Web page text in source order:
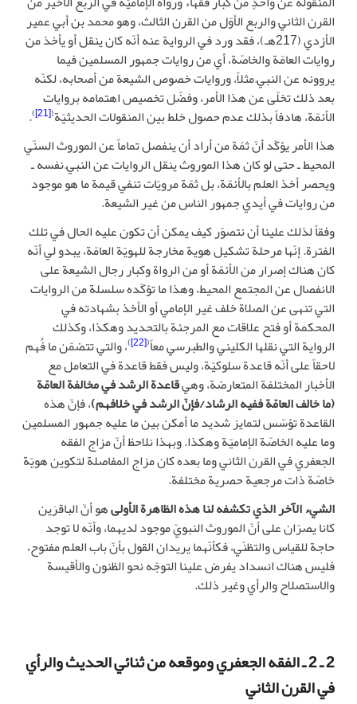
القرن الثاني والربع الأوّل من القرن الثالث، وهو محمد بن أبي عمير
الأزدي (217هـ)، فقد ورد في الرواية عنه أنّه كان ينقل أو يأخذ من
روايات العامّة والخاصّة، أي من روايات جمهور المسلمين فيما
يروونه عن النبيّ مثلاً، وروايات خصوص الشيعة من أصحابه، لكنّه
بعد ذلك تخلّى عن هذا الأمر، وفضّل تخصيص اهتمامه بروايات
الأئمّة، هادفاً بذلك عدم حصول خلط بين المنقولات الحديثيّة(
[21]
)
.
هذا الأمر يؤكّد أنّ ثمّة من أراد أن ينفصل تماماً عن الموروث السنّي
المحيط ـ حتى لو كان هذا الموروث ينقل الروايات عن النبيّ نفسه ـ
ويحصر أخذ العلم بالأئمّة، بل ثمّة مرويّات تنفي قيمة ما هو موجود
من روايات في أيدي جمهور الناس من غير الشيعة.
وفقاً لذلك علينا أن نتصوّر كيف يمكن أن تكون عليه الحال في تلك
الفترة. إنّها مرحلة تشكيل هوية مخارجة للهويّة العامّة، يبدو لي أنّه
كان هناك إصرار من الأئمّة أو من الرواة وكبار رجال الشيعة على
الانفصال عن المجتمع المحيط، وهذا ما تؤكّده سلسلة من الروايات
التي تنهى عن الصلاة خلف غير الإمامي أو الأخذ بشهادته في
المحكمة أو فتح علاقات مع المرجئة بالتحديد وهكذا، وكذلك
الرواية التي نقلها الكليني والطبرسي معاً(
[22]
)، والتي تتضمّن ما فُهم
لاحقاً على أنّه قاعدة سلوكيّة، وليس فقط قاعدة في التعامل مع
الأخبار المختلفة المتعارضة، وهيقاعدة الرشد في مخالفة العامّة
(ما خالف العامّة ففيه الرشاد/فإنّ الرشد في خلافهم)، فإنّ هذه
القاعدة تؤسّس لتمايز شديد ما أمكن بين ما عليه جمهور المسلمين
وما عليه الخاصّة الإماميّة وهكذا. وبهذا نلاحظ أنّ مزاج الفقه
الجعفري في القرن الثاني وما بعده كان مزاج المفاصلة لتكوين هويّة
خاصّة ذات مرجعية حصرية مختلفة.
الشيء الآخر الذي تكشفه لنا هذه الظاهرة الأولىهو أنّ الباقرَين
كانا يصرّان على أنّ الموروث النبويّ موجود لديهما، وأنّه لا توجد
حاجة للقياس والتظنّي، فكأنّهما يريدان القول بأنّ باب العلم مفتوح،
فليس هناك انسداد يفرض علينا التوجّه نحو الظنون والأقيسة
والاستصلاح والرأي وغير ذلك.
2 ـ 2 ـ الفقه الجعفري وموقعه من ثنائي الحديث والرأي
في القرن الثاني